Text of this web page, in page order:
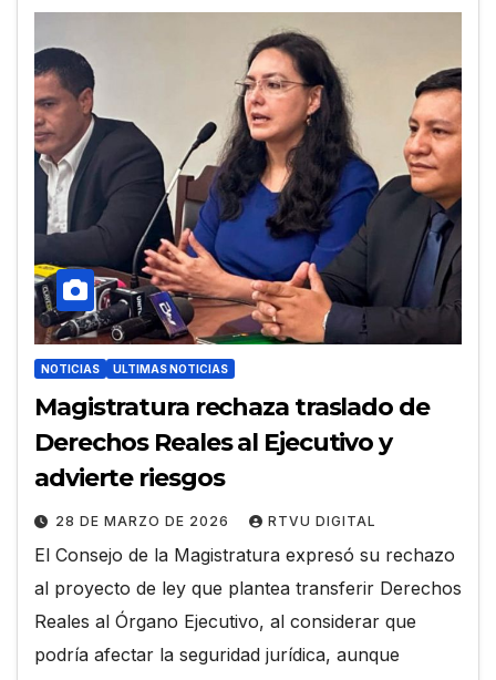
NOTICIAS ULTIMAS NOTICIAS
Magistratura rechaza traslado de
Derechos Reales al Ejecutivo y
advierte riesgos
28 DE MARZO DE 2026 RTVU DIGITAL
El Consejo de la Magistratura expresó su rechazo
al proyecto de ley que plantea transferir Derechos
Reales al Órgano Ejecutivo, al considerar que
podría afectar la seguridad jurídica, aunque